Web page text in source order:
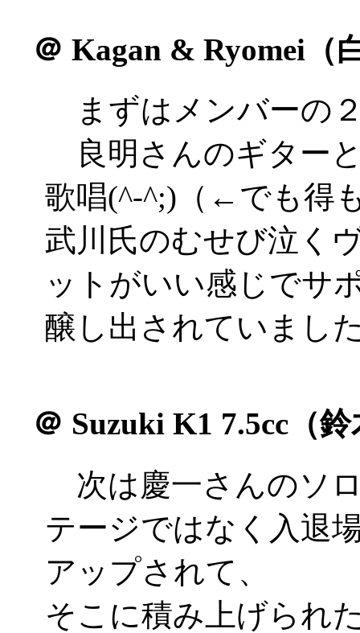
＠ Kagan & Ryomei（
まずはメンバーの
良明さんのギター
歌唱(^-^;)（←でも得
武川氏のむせび泣く
ットがいい感じでサ
醸し出されていまし
＠ Suzuki K1 7.5cc（
次は慶一さんのソ
テージではなく入退
アップされて、
そこに積み上げられ